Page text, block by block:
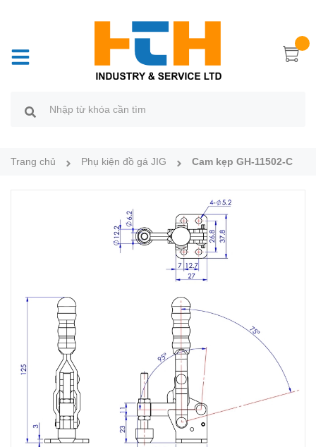
Trang chủ Phụ kiện đồ gá JIG Cam kẹp GH-11502-C